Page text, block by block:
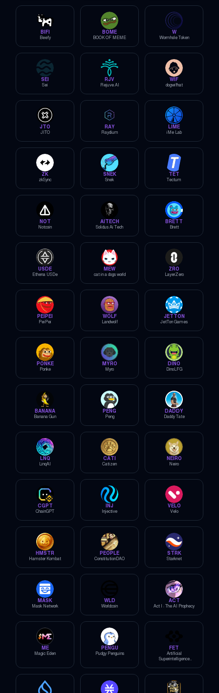
BIFI
Beefy
BOME
BOOK OF MEME
W
Wormhole Token
SEI
Sei
RJV
Rejuve.AI
WIF
dogwifhat
JTO
JITO
RAY
Raydium
LIME
iMe Lab
ZK
zkSync
SNEK
Snek
TET
Tectum
NOT
Notcoin
AITECH
Solidus Ai Tech
BRETT
Brett
USDE
Ethena USDe
MEW
cat in a dogs world
ZRO
LayerZero
PEIPEI
PeiPei
WOLF
Landwolf
JETTON
JetTon Games
PONKE
Ponke
MYRO
Myro
DINO
DinoLFG
BANANA
Banana Gun
PENG
Peng
DADDY
Daddy Tate
LNQ
LinqAI
CATI
Catizen
NEIRO
Neiro
CGPT
ChainGPT
INJ
Injective
VELO
Velo
HMSTR
Hamster Kombat
PEOPLE
ConstitutionDAO
STRK
Starknet
MASK
Mask Network
WLD
Worldcoin
ACT
Act I : The AI Prophecy
ME
Magic Eden
PENGU
Pudgy Penguins
FET
Artificial
Superintelligence